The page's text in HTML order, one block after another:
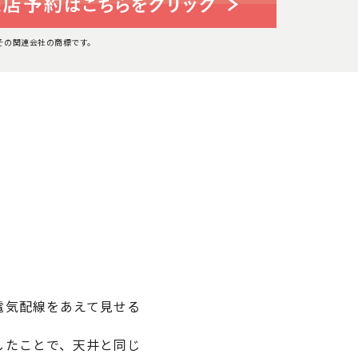
関連会社の商標です。
配線をあえて見せる
ことで、天井と同じ